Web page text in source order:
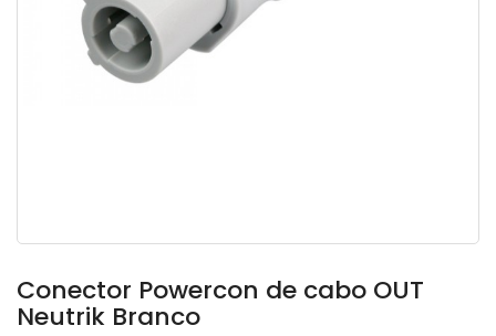
Conector Powercon de cabo OUT
Neutrik Branco